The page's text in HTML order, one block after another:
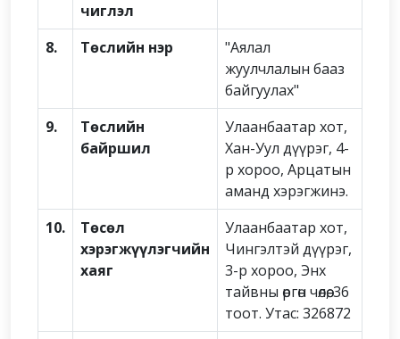
чиглэл
8. Төслийн нэр
"Аялал
жуулчлалын бааз
байгуулах"
9.
Төслийн
байршил
Улаанбаатар хот,
Хан-Уул дүүрэг, 4-
р хороо, Арцатын
аманд хэрэгжинэ.
10.
Төсөл
хэрэгжүүлэгчийн
хаяг
Улаанбаатар хот,
Чингэлтэй дүүрэг,
3-р хороо, Энх
тайвны өргөн чөлөө, 36
тоот. Утас: 326872